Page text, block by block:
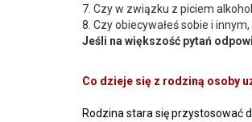
7. Czy w związku z piciem
8. Czy obiecywałeś sobie i
Jeśli na większość pytań
Co dzieje się z rodziną osoby
Rodzina stara się przystosować